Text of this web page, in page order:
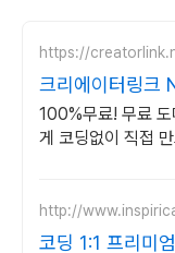
https://
크리에이터링크
만드는 홈페이지
100%무료! 무료
게 코딩없이 직접
http://
코딩 1:1 프리미